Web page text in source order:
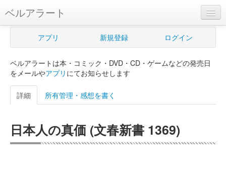
ベルアラート
ベルアラートとは
新規登録
ログイン
購入管理
アプリ 新規登録 ログイン
ベルアラートは本・コミック・DVD・CD・ゲームなどの発売日
をメールやアプリ にてお知らせします
詳細 所有管理・感想を書く
日本人の真価 (文春新書 1369)